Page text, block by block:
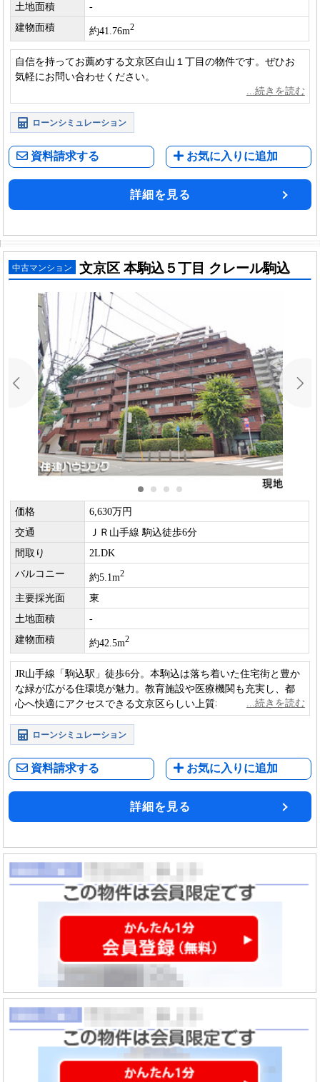
土地面積
-
建物面積
約41.76m2
自信を持ってお薦めする文京区白山１丁目の物件です。ぜひお
気軽にお問い合わせください。
ローンシミュレーション
資料請求する お気に入りに追加
詳細を見る
中古マンション 文京区 本駒込５丁目 クレール駒込
価格
6,630万円
交通
ＪＲ山手線 駒込徒歩6分
間取り
2LDK
バルコニー
約5.1m2
主要採光面
東
土地面積
-
建物面積
約42.5m2
JR山手線「駒込駅」徒歩6分。本駒込は落ち着いた住宅街と豊か
な緑が広がる住環境が魅力。教育施設や医療機関も充実し、都
心へ快適にアクセスできる文京区らしい上質な暮らしが叶う物
件です。
ローンシミュレーション
資料請求する お気に入りに追加
詳細を見る